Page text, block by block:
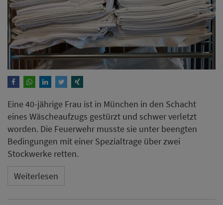
Eine 40-jährige Frau ist in München in den Schacht
eines Wäscheaufzugs gestürzt und schwer verletzt
worden. Die Feuerwehr musste sie unter beengten
Bedingungen mit einer Spezialtrage über zwei
Stockwerke retten.
Weiterlesen